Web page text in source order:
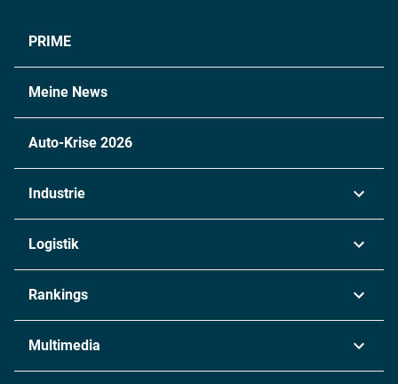
PRIME
Meine News
Auto-Krise 2026
Industrie
Chemie
Metall
Energie
Logistik
Rankings
Multimedia